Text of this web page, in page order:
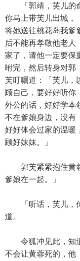
「郭靖，芙儿的命
你马上带芙儿出城，
将她送往桃花岛我爹
后不能再孝敬他老人
家了，请他一定要保
咐完，然后转身对郭
芙叮嘱道：「芙儿，
顾自己，要好好听你
外公的话，好好学本
不在爹娘身边，没有
好好体会过家的温暖
顾好妹妹。」
郭芙紧紧抱住黄蓉
爹娘在一起。」
「听话，芙儿，你
道。
令狐冲见此，知道
不会让黄蓉死的，他